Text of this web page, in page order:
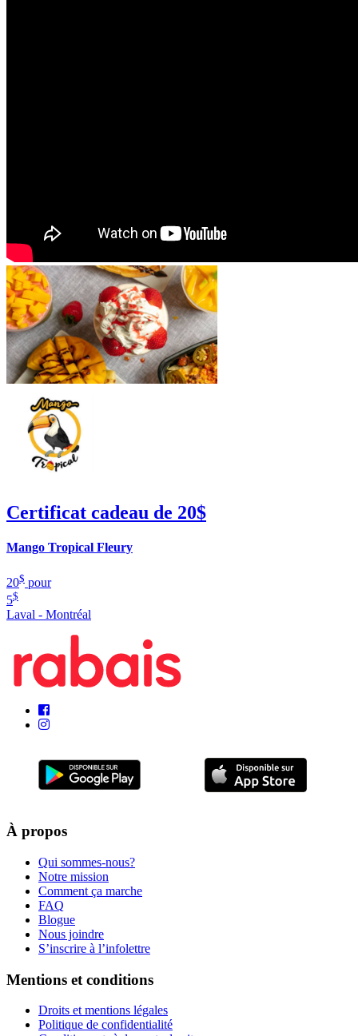
Certificat cadeau de 20$
Mango Tropical Fleury
20$ pour
5$
Laval - Montréal
À propos
Qui sommes-nous?
Notre mission
Comment ça marche
FAQ
Blogue
Nous joindre
S’inscrire à l’infolettre
Mentions et conditions
Droits et mentions légales
Politique de confidentialité